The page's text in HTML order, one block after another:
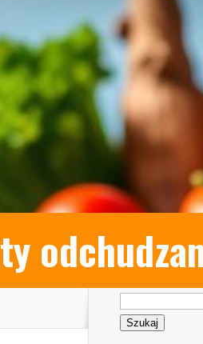
Szukaj: